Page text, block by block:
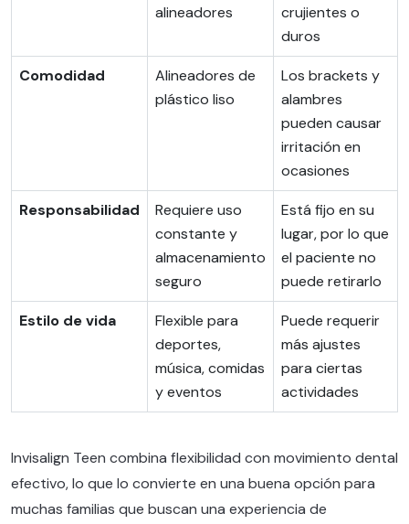
alineadores
crujientes o
duros
Comodidad
Alineadores de
plástico liso
Los brackets y
alambres
pueden causar
irritación en
ocasiones
Responsabilidad
Requiere uso
constante y
almacenamiento
seguro
Está fijo en su
lugar, por lo que
el paciente no
puede retirarlo
Estilo de vida
Flexible para
deportes,
música, comidas
y eventos
Puede requerir
más ajustes
para ciertas
actividades
Invisalign Teen combina flexibilidad con movimiento dental
efectivo, lo que lo convierte en una buena opción para
muchas familias que buscan una experiencia de